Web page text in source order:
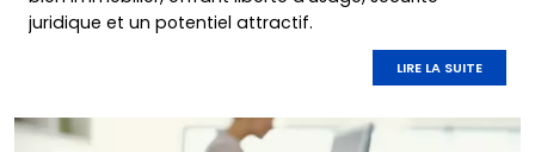
juridique et un potentiel attractif.
LIRE LA SUITE